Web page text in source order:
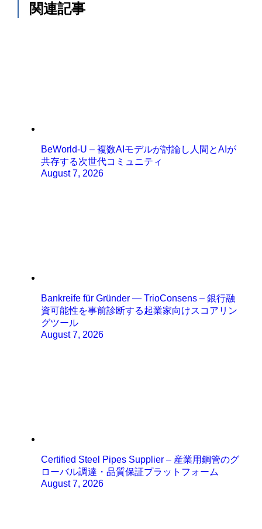
関連記事
BeWorld-U – 複数AIモデルが討論し人間とAIが
共存する次世代コミュニティ
August 7, 2026
Bankreife für Gründer — TrioConsens – 銀行融
資可能性を事前診断する起業家向けスコアリン
グツール
August 7, 2026
Certified Steel Pipes Supplier – 産業用鋼管のグ
ローバル調達・品質保証プラットフォーム
August 7, 2026